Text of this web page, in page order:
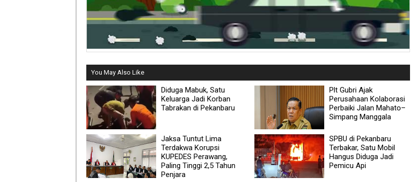
You May Also Like
Diduga Mabuk, Satu
Keluarga Jadi Korban
Tabrakan di Pekanbaru
Plt Gubri Ajak
Perusahaan Kolaborasi
Perbaiki Jalan Mahato–
Simpang Manggala
Jaksa Tuntut Lima
Terdakwa Korupsi
KUPEDES Perawang,
Paling Tinggi 2,5 Tahun
Penjara
SPBU di Pekanbaru
Terbakar, Satu Mobil
Hangus Diduga Jadi
Pemicu Api